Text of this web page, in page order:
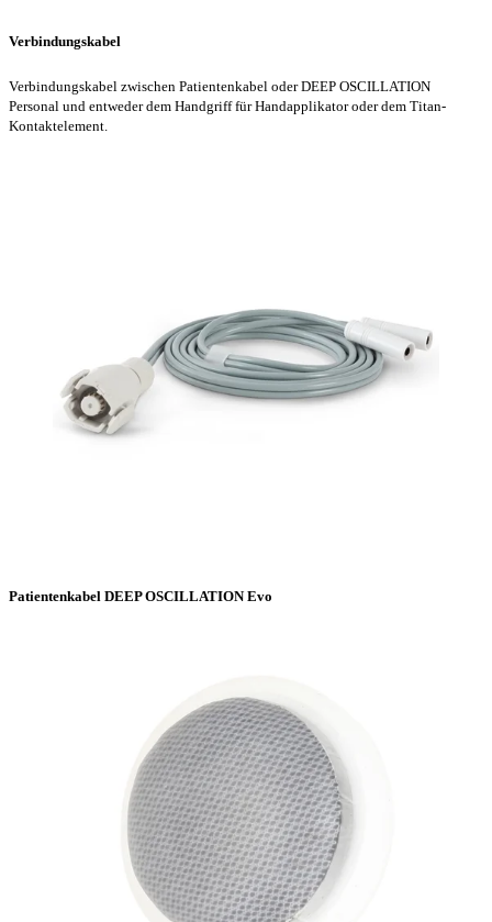
Verbindungskabel
Verbindungskabel zwischen Patientenkabel oder DEEP OSCILLATION
Personal und entweder dem Handgriff für Handapplikator oder dem Titan-
Kontaktelement.
Patientenkabel DEEP OSCILLATION Evo